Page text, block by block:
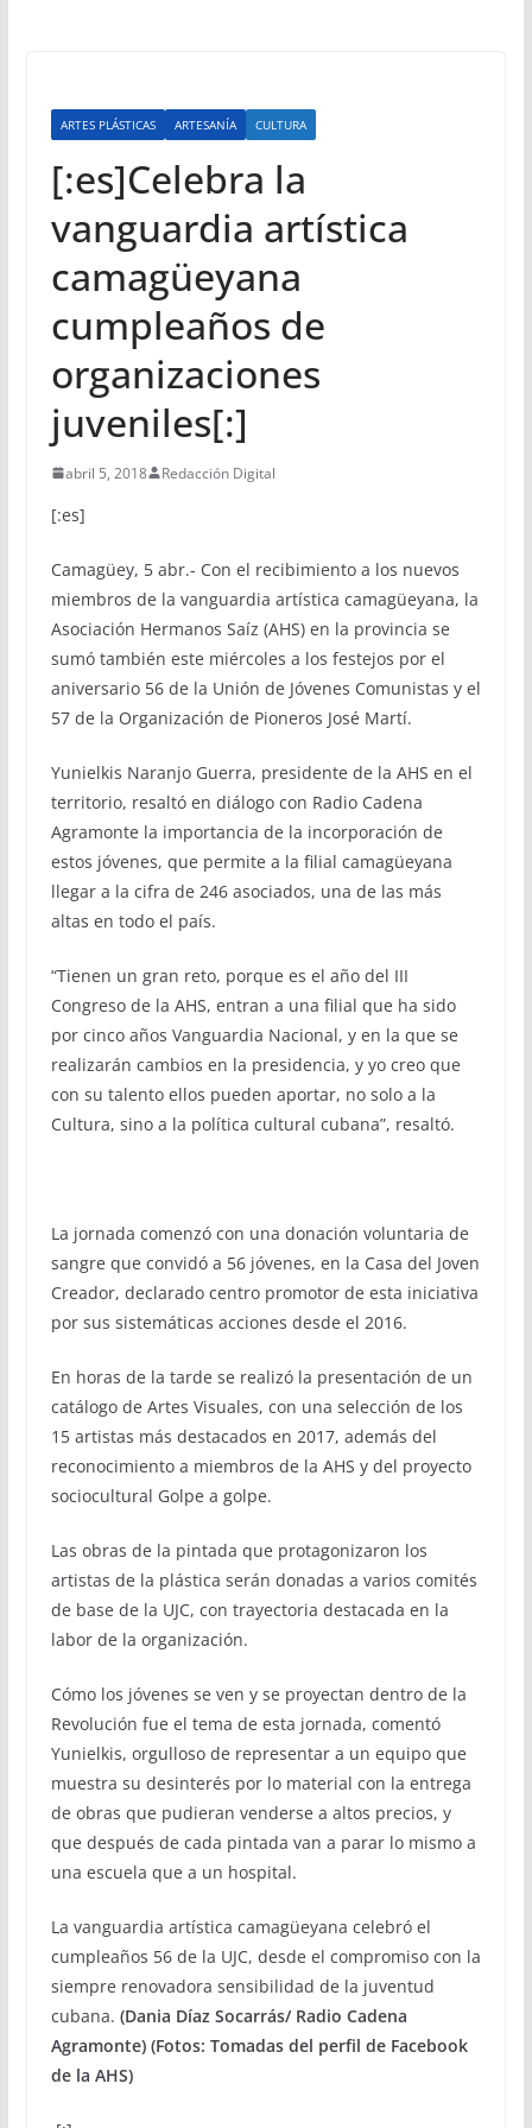
ARTES PLÁSTICAS ARTESANÍA CULTURA
[:es]Celebra la
vanguardia artística
camagüeyana
cumpleaños de
organizaciones
juveniles[:]
abril 5, 2018 Redacción Digital
[:es]
Camagüey, 5 abr.- Con el recibimiento a los nuevos
miembros de la vanguardia artística camagüeyana, la
Asociación Hermanos Saíz (AHS) en la provincia se
sumó también este miércoles a los festejos por el
aniversario 56 de la Unión de Jóvenes Comunistas y el
57 de la Organización de Pioneros José Martí.
Yunielkis Naranjo Guerra, presidente de la AHS en el
territorio, resaltó en diálogo con Radio Cadena
Agramonte la importancia de la incorporación de
estos jóvenes, que permite a la filial camagüeyana
llegar a la cifra de 246 asociados, una de las más
altas en todo el país.
“Tienen un gran reto, porque es el año del III
Congreso de la AHS, entran a una filial que ha sido
por cinco años Vanguardia Nacional, y en la que se
realizarán cambios en la presidencia, y yo creo que
con su talento ellos pueden aportar, no solo a la
Cultura, sino a la política cultural cubana”, resaltó.
La jornada comenzó con una donación voluntaria de
sangre que convidó a 56 jóvenes, en la Casa del Joven
Creador, declarado centro promotor de esta iniciativa
por sus sistemáticas acciones desde el 2016.
En horas de la tarde se realizó la presentación de un
catálogo de Artes Visuales, con una selección de los
15 artistas más destacados en 2017, además del
reconocimiento a miembros de la AHS y del proyecto
sociocultural Golpe a golpe.
Las obras de la pintada que protagonizaron los
artistas de la plástica serán donadas a varios comités
de base de la UJC, con trayectoria destacada en la
labor de la organización.
Cómo los jóvenes se ven y se proyectan dentro de la
Revolución fue el tema de esta jornada, comentó
Yunielkis, orgulloso de representar a un equipo que
muestra su desinterés por lo material con la entrega
de obras que pudieran venderse a altos precios, y
que después de cada pintada van a parar lo mismo a
una escuela que a un hospital.
La vanguardia artística camagüeyana celebró el
cumpleaños 56 de la UJC, desde el compromiso con la
siempre renovadora sensibilidad de la juventud
cubana. (Dania Díaz Socarrás/ Radio Cadena
Agramonte) (Fotos: Tomadas del perfil de Facebook
de la AHS)